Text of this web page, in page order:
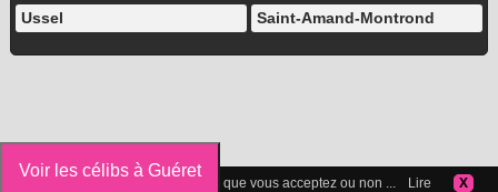
Ussel
Saint-Amand-Montrond
Voir les célibs à Guéret
Vous pouvez gérer les cookies que vous acceptez ou non ... Lire X